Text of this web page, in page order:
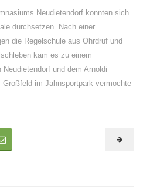
Neudietendorf konnten sich
durchsetzen. Nach einer
die Regelschule aus Ohrdruf und
kam es zu einem
und dem Arnoldi
im Jahnsportpark vermochte